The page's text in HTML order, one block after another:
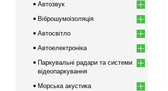
Автозвук
Віброшумоізоляція
Автосвітло
Автоелектроніка
Паркувальні радари та системи
відеопаркування
Морська акустика